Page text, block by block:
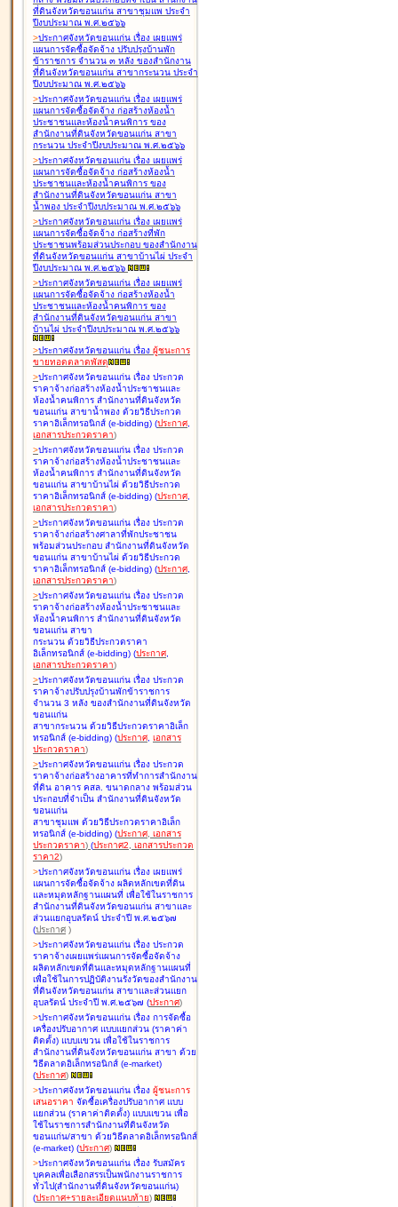
ที่ดินจังหวัดขอนแก่น สาขาชุมแพ ประจำ
ปีงบประมาณ พ.ศ.๒๕๖๖
>ประกาศจังหวัดขอนแก่น เรื่อง เผยแพร่
แผนการจัดซื้อจัดจ้าง ปรับปรุงบ้านพัก
ข้าราชการ จำนวน ๓ หลัง ของสำนักงาน
ที่ดินจังหวัดขอนแก่น สาขากระนวน ประจำ
ปีงบประมาณ พ.ศ.๒๕๖๖
>ประกาศจังหวัดขอนแก่น เรื่อง เผยแพร่
แผนการจัดซื้อจัดจ้าง ก่อสร้างห้องน้ำ
ประชาชนและห้องน้ำคนพิการ ของ
สำนักงานที่ดินจังหวัดขอนแก่น สาขา
กระนวน ประจำปีงบประมาณ พ.ศ.๒๕๖๖
>ประกาศจังหวัดขอนแก่น เรื่อง เผยแพร่
แผนการจัดซื้อจัดจ้าง ก่อสร้างห้องน้ำ
ประชาชนและห้องน้ำคนพิการ ของ
สำนักงานที่ดินจังหวัดขอนแก่น สาขา
น้ำพอง ประจำปีงบประมาณ พ.ศ.๒๕๖๖
>ประกาศจังหวัดขอนแก่น เรื่อง เผยแพร่
แผนการจัดซื้อจัดจ้าง ก่อสร้างที่พัก
ประชาชนพร้อมส่วนประกอบ ของสำนักงาน
ที่ดินจังหวัดขอนแก่น สาขาบ้านไผ่ ประจำ
ปีงบประมาณ พ.ศ.๒๕๖๖
>ประกาศจังหวัดขอนแก่น เรื่อง เผยแพร่
แผนการจัดซื้อจัดจ้าง ก่อสร้างห้องน้ำ
ประชาชนและห้องน้ำคนพิการ ของ
สำนักงานที่ดินจังหวัดขอนแก่น สาขา
บ้านไผ่ ประจำปีงบประมาณ พ.ศ.๒๕๖๖
>ประกาศจังหวัดขอนแก่น เรื่อง ผู้ชนะการ
ขายทอดตลาดพัสดุ
>ประกาศจังหวัดขอนแก่น เรื่อง ประกวด
ราคาจ้างก่อสร้างห้องน้ำประชาชนและ
ห้องน้ำคนพิการ สำนักงานที่ดินจังหวัด
ขอนแก่น สาขาน้ำพอง ด้วยวิธีประกวด
ราคาอิเล็กทรอนิกส์ (e-bidding) (ประกาศ,
เอกสารประกวดราคา)
>ประกาศจังหวัดขอนแก่น เรื่อง ประกวด
ราคาจ้างก่อสร้างห้องน้ำประชาชนและ
ห้องน้ำคนพิการ สำนักงานที่ดินจังหวัด
ขอนแก่น สาขาบ้านไผ่ ด้วยวิธีประกวด
ราคาอิเล็กทรอนิกส์ (e-bidding) (ประกาศ,
เอกสารประกวดราคา)
>ประกาศจังหวัดขอนแก่น เรื่อง ประกวด
ราคาจ้างก่อสร้างศาลาที่พักประชาชน
พร้อมส่วนประกอบ สำนักงานที่ดินจังหวัด
ขอนแก่น สาขาบ้านไผ่ ด้วยวิธีประกวด
ราคาอิเล็กทรอนิกส์ (e-bidding) (ประกาศ,
เอกสารประกวดราคา)
>ประกาศจังหวัดขอนแก่น เรื่อง ประกวด
ราคาจ้างก่อสร้างห้องน้ำประชาชนและ
ห้องน้ำคนพิการ สำนักงานที่ดินจังหวัด
ขอนแก่น สาขา
กระนวน ด้วยวิธีประกวดราคา
อิเล็กทรอนิกส์ (e-bidding) (ประกาศ,
เอกสารประกวดราคา)
>ประกาศจังหวัดขอนแก่น เรื่อง ประกวด
ราคาจ้างปรับปรุงบ้านพักข้าราชการ
จำนวน 3 หลัง ของสำนักงานที่ดินจังหวัด
ขอนแก่น
สาขากระนวน ด้วยวิธีประกวดราคาอิเล็ก
ทรอนิกส์ (e-bidding) (ประกาศ, เอกสาร
ประกวดราคา)
>ประกาศจังหวัดขอนแก่น เรื่อง ประกวด
ราคาจ้างก่อสร้างอาคารที่ทำการสำนักงาน
ที่ดิน อาคาร คสล. ขนาดกลาง พร้อมส่วน
ประกอบที่จำเป็น สำนักงานที่ดินจังหวัด
ขอนแก่น
สาขาชุมแพ ด้วยวิธีประกวดราคาอิเล็ก
ทรอนิกส์ (e-bidding) (ประกาศ, เอกสาร
ประกวดราคา) (ประกาศ2, เอกสารประกวด
ราคา2)
>ประกาศจังหวัดขอนแก่น เรื่อง เผยแพร่
แผนการจัดซื้อจัดจ้าง ผลิตหลักเขตที่ดิน
และหมุดหลักฐานแผนที่ เพื่อใช้ในราชการ
สำนักงานที่ดินจังหวัดขอนแก่น สาขาและ
ส่วนแยกอุบลรัตน์ ประจำปี พ.ศ.๒๕๖๗
(ประกาศ )
>ประกาศจังหวัดขอนแก่น เรื่อง ประกวด
ราคาจ้างเผยแพร่แผนการจัดซื้อจัดจ้าง
ผลิตหลักเขตที่ดินและหมุดหลักฐานแผนที่
เพื่อใช้ในการปฏิบัติงานรังวัดของสำนักงาน
ที่ดินจังหวัดขอนแก่น สาขาและส่วนแยก
อุบลรัตน์ ประจำปี พ.ศ.๒๕๖๗ (ประกาศ)
>ประกาศจังหวัดขอนแก่น เรื่อง การจัดซื้อ
เครื่องปรับอากาศ แบบแยกส่วน (ราคาค่า
ติดตั้ง) แบบแขวน เพื่อใช้ในราชการ
สำนักงานที่ดินจังหวัดขอนแก่น สาขา ด้วย
วิธีตลาดอิเล็กทรอนิกส์ (e-market)
(ประกาศ)
>ประกาศจังหวัดขอนแก่น เรื่อง ผู้ชนะการ
เสนอราคา จัดซื้อเครื่องปรับอากาศ แบบ
แยกส่วน (ราคาค่าติดตั้ง) แบบแขวน เพื่อ
ใช้ในราชการสำนักงานที่ดินจังหวัด
ขอนแก่น/สาขา ด้วยวิธีตลาดอิเล็กทรอนิกส์
(e-market) (ประกาศ)
>ประกาศจังหวัดขอนแก่น เรื่อง รับสมัคร
บุคคลเพื่อเลือกสรรเป็นพนักงานราชการ
ทั่วไป(สำนักงานที่ดินจังหวัดขอนแก่น)
(ประกาศ+รายละเอียดแนบท้าย)